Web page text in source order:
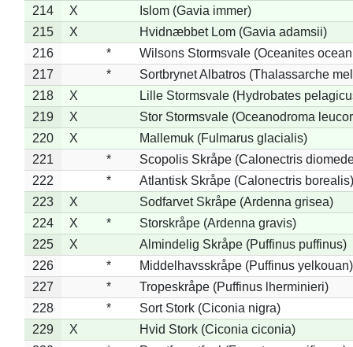
214
X
Islom (Gavia immer)
215
X
Hvidnæbbet Lom (Gavia adamsii)
216
*
Wilsons Stormsvale (Oceanites
217
*
Sortbrynet Albatros (Thalassarche
218
X
Lille Stormsvale (Hydrobates
219
X
Stor Stormsvale (Oceanodroma
220
X
Mallemuk (Fulmarus glacialis)
221
*
Scopolis Skråpe (Calonectris
222
*
Atlantisk Skråpe (Calonectris borealis)
223
X
Sodfarvet Skråpe (Ardenna grisea)
224
X *
Storskråpe (Ardenna gravis)
225
X
Almindelig Skråpe (Puffinus puffinus)
226
*
Middelhavsskråpe (Puffinus yelkouan)
227
*
Tropeskråpe (Puffinus lherminieri)
228
*
Sort Stork (Ciconia nigra)
229
X
Hvid Stork (Ciconia ciconia)